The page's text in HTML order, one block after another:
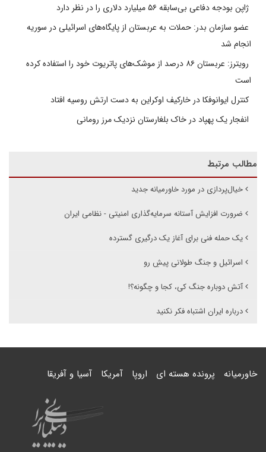
ژاپن بودجه دفاعی بی‌سابقه ۵۶ میلیارد دلاری را در نظر دارد
عضو سازمان بدر: حملات به عربستان از پایگاه‌های اسرائیلی در سوریه
انجام شد
رویترز: عربستان ۸۶ درصد از موشک‌های پاتریوت خود را استفاده کرده
است
کنترل ایوانوفکا در خارکیف اوکراین به دست ارتش روسیه افتاد
انفجار یک پهپاد در خاک بلغارستان نزدیک مرز رومانی
مطالب مرتبط
خیال‌پردازی در مورد خاورمیانه جدید
ضرورت افزایش آستانه سرمایه‌گذاری امنیتی - نظامی ایران
یک حمله فنی برای آغاز یک درگیری گسترده
اسرائیل و جنگ طولانی پیشِ رو
آتش دوباره جنگ کی، کجا و چگونه؟!
درباره ایران اشتباه فکر نکنید
خاورمیانه پرونده هسته ای اروپا آمریکا آسیا و آفریقا